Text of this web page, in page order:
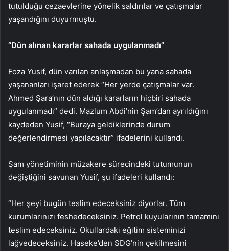
tutulduğu cezaevlerine yönelik saldırılar ve çatışmalar
yaşandığını duyurmuştu.
“Dün alınan kararlar sahada uygulanmadı”
Foza Yusif, dün varılan anlaşmadan bu yana sahada
yaşananları işaret ederek “Her yerde çatışmalar var.
Ahmed Şara’nın dün aldığı kararların hiçbiri sahada
uygulanmadı” dedi. Mazlum Abdi’nin Şam’dan ayrıldığını
kaydeden Yusif, “Buraya geldiklerinde durum
değerlendirmesi yapılacaktır” ifadelerini kullandı.
Şam yönetiminin müzakere sürecindeki tutumunun
değiştiğini savunan Yusif, şu ifadeleri kullandı:
“Her şeyi bugün teslim edeceksiniz diyorlar. Tüm
kurumlarınızı feshedeceksiniz. Petrol kuyularının tamamını
teslim edeceksiniz. Okullardaki eğitim sisteminizi
lağvedeceksiniz. Haseke’den SDG’nin çekilmesini